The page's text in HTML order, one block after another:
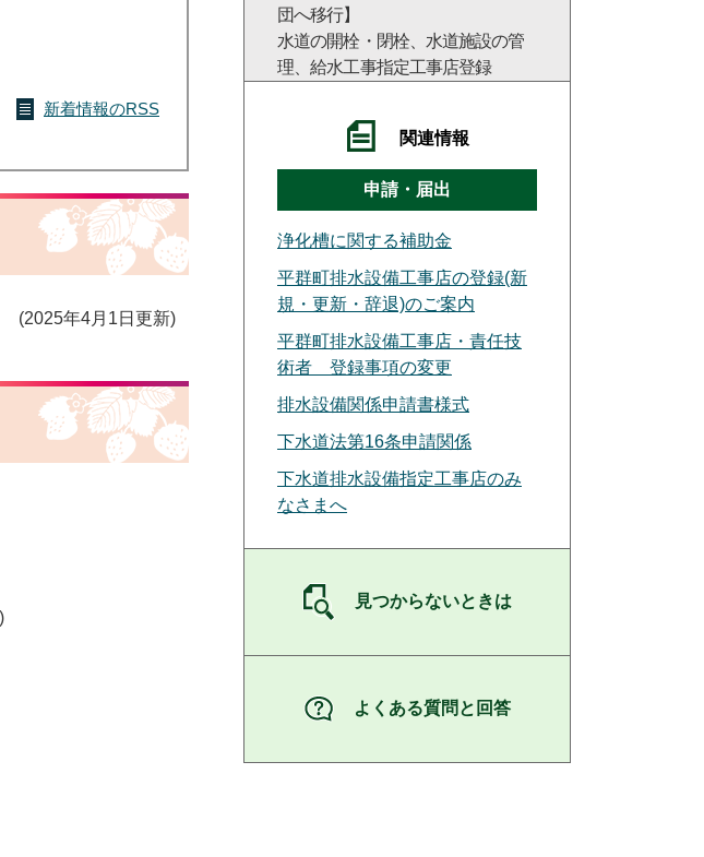
新着情報のRSS
2025年4月1日更新
団へ移行】
水道の開栓・閉栓、水道施設の管
理、給水工事指定工事店登録
関連情報
申請・届出
浄化槽に関する補助金
平群町排水設備工事店の登録(新
規・更新・辞退)のご案内
平群町排水設備工事店・責任技
術者 登録事項の変更
排水設備関係申請書様式
下水道法第16条申請関係
下水道排水設備指定工事店のみ
なさまへ
見つからないときは
よくある質問と回答